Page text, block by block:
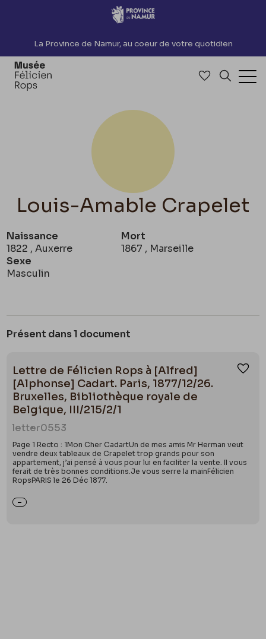
Accèder directement au contenu
La Province de Namur, au coeur de votre quotidien
Accéder à
Louis-Amable Crapelet
Naissance
1822 , Auxerre
Mort
1867 , Marseille
Sexe
Masculin
Présent dans 1 document
Lettre de Félicien Rops à [Alfred]
[Alphonse] Cadart. Paris, 1877/12/26.
Bruxelles, Bibliothèque royale de
Belgique, III/215/2/1
letter0553
Page 1 Recto : 1Mon Cher CadartUn de mes amis Mr Herman veut
vendre deux tableaux de Crapelet trop grands pour son
appartement, j’ai pensé à vous pour lui en faciliter la vente. Il vous
ferait de très bonnes conditions.Je vous serre la mainFélicien
RopsPARIS le 26 Déc 1877.